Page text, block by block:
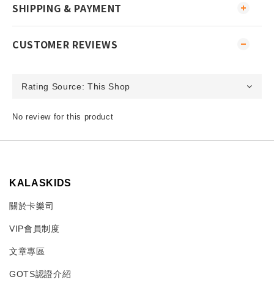
SHIPPING & PAYMENT
CUSTOMER REVIEWS
No review for this product
KALASKIDS
關於卡樂司
VIP會員制度
文章專區
GOTS認證介紹